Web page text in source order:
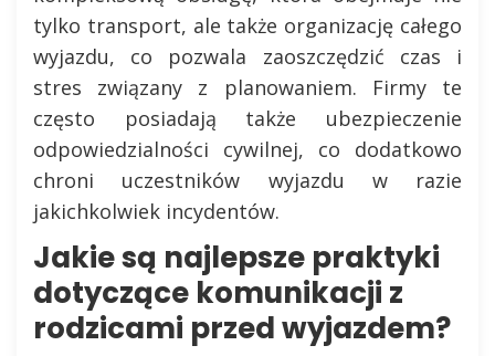
tylko transport, ale także organizację całego
wyjazdu, co pozwala zaoszczędzić czas i
stres związany z planowaniem. Firmy te
często posiadają także ubezpieczenie
odpowiedzialności cywilnej, co dodatkowo
chroni uczestników wyjazdu w razie
jakichkolwiek incydentów.
Jakie są najlepsze praktyki
dotyczące komunikacji z
rodzicami przed wyjazdem?